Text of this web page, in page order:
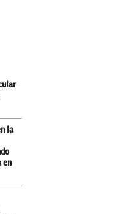
la
en